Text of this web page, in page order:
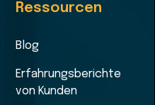
Ressourcen
Blog
Erfahrungsberichte
von Kunden